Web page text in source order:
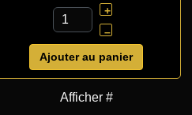
+
–
Ajouter au panier
Afficher #